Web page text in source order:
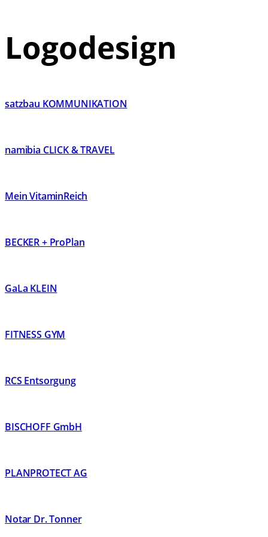
Logodesign
satzbau KOMMUNIKATION
namibia CLICK & TRAVEL
Mein VitaminReich
BECKER + ProPlan
GaLa KLEIN
FITNESS GYM
RCS Entsorgung
BISCHOFF GmbH
PLANPROTECT AG
Notar Dr. Tonner